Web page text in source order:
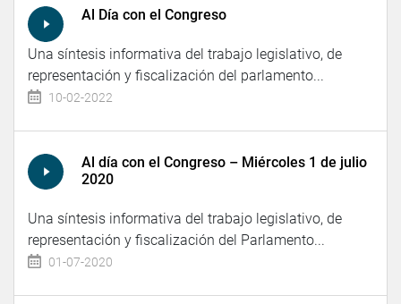
Al Día con el Congreso
Una síntesis informativa del trabajo legislativo, de
representación y fiscalización del parlamento...
10-02-2022
Al día con el Congreso – Miércoles 1 de julio
2020
Una síntesis informativa del trabajo legislativo, de
representación y fiscalización del Parlamento...
01-07-2020